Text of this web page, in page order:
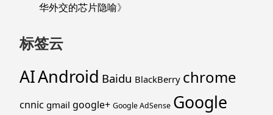
华外交的芯片隐喻》
标签云
AIAndroid Baidu BlackBerry chrome
cnnic gmail google+ Google AdSense Google